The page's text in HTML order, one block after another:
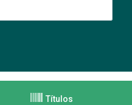
Títulos